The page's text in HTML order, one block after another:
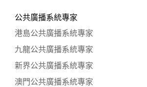
公共廣播系統專家
港島公共廣播系統專家
九龍公共廣播系統專家
新界公共廣播系統專家
澳門公共廣播系統專家